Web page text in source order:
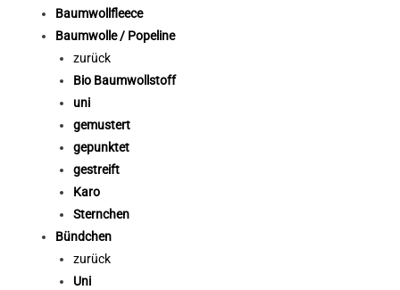
Baumwollfleece
Baumwolle / Popeline
zurück
Bio Baumwollstoff
uni
gemustert
gepunktet
gestreift
Karo
Sternchen
Bündchen
zurück
Uni